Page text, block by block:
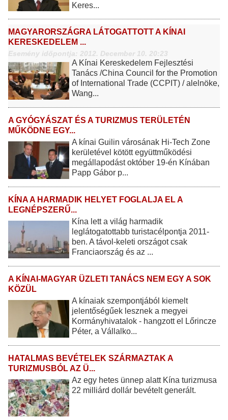
Keres...
MAGYARORSZÁGRA LÁTOGATTOTT A KÍNAI
KERESKEDELEM ...
Esemény időpontja: 2012. December 10. 20:23
A Kínai Kereskedelem Fejlesztési
Tanács /China Council for the Promotion
of International Trade (CCPIT) / alelnöke,
Wang...
A GYÓGYÁSZAT ÉS A TURIZMUS TERÜLETÉN
MŰKÖDNE EGY...
A kínai Guilin városának Hi-Tech Zone
kerületével kötött együttműködési
megállapodást október 19-én Kínában
Papp Gábor p...
KÍNA A HARMADIK HELYET FOGLALJA EL A
LEGNÉPSZERŰ...
Kína lett a világ harmadik
leglátogatottabb turistacélpontja 2011-
ben. A távol-keleti országot csak
Franciaország és az ...
A KÍNAI-MAGYAR ÜZLETI TANÁCS NEM EGY A SOK
KÖZÜL
A kínaiak szempontjából kiemelt
jelentőségűek lesznek a megyei
Kormányhivatalok - hangzott el Lőrincze
Péter, a Vállalko...
HATALMAS BEVÉTELEK SZÁRMAZTAK A
TURIZMUSBÓL AZ Ü...
Az egy hetes ünnep alatt Kína turizmusa
22 milliárd dollár bevételt generált.